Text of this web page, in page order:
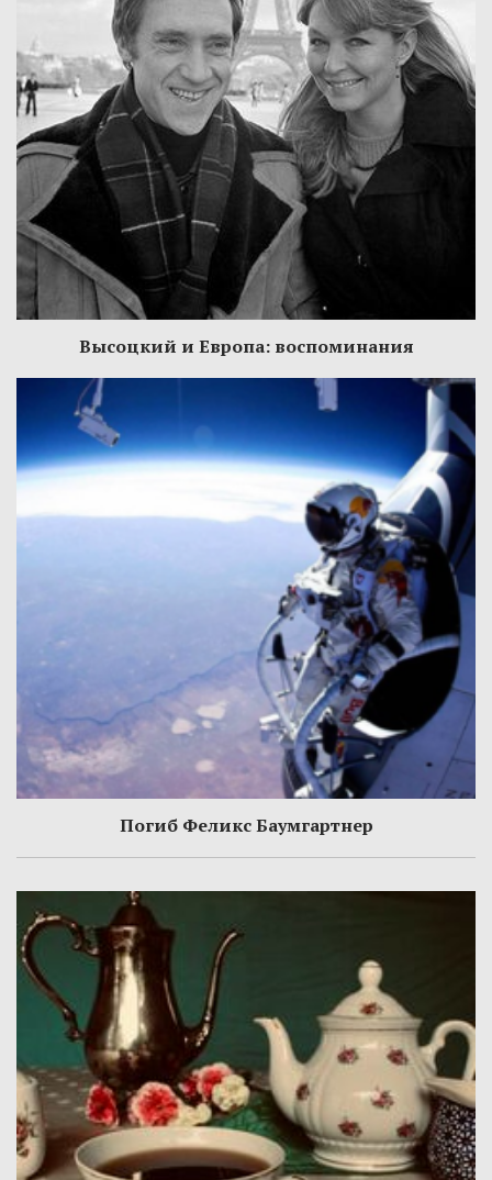
Высоцкий и Европа: воспоминания
Погиб Феликс Баумгартнер